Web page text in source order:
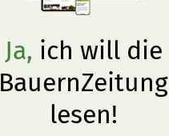
Ja, ich will die
BauernZeitung
lesen!